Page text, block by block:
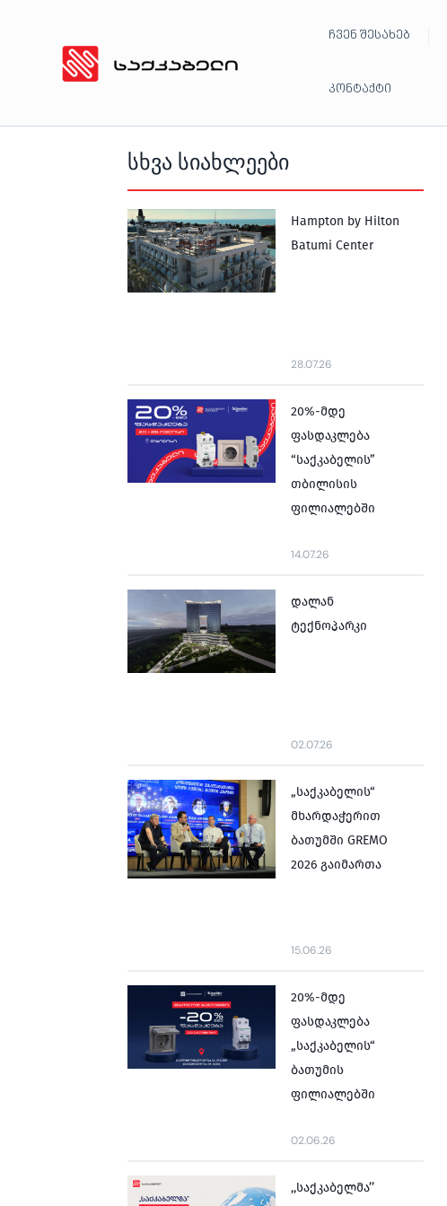
ჩვენ შესახებ
კონტაქტი
სხვა სიახლეები
Hampton by Hilton
Batumi Center
28.07.26
20%-მდე
ფასდაკლება
“საქკაბელის”
თბილისის
ფილიალებში
14.07.26
დალან
ტექნოპარკი
02.07.26
„საქკაბელის“
მხარდაჭერით
ბათუმში GREMO
2026 გაიმართა
15.06.26
20%-მდე
ფასდაკლება
„საქკაბელის“
ბათუმის
ფილიალებში
02.06.26
,,საქკაბელმა’’